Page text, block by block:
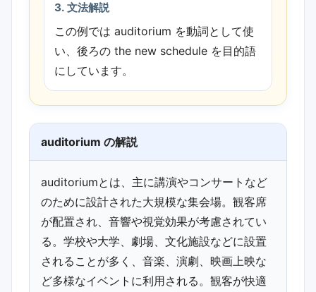
3. 文法解説
この例では auditorium を動詞として使
い、後ろの the new schedule を目的語
にしています。
auditorium の解説
auditoriumとは、主に講演やコンサートなど
のために設計された大規模な集会場。観客席
が配置され、音響や視覚効果が考慮されてい
る。学校や大学、劇場、文化施設などに設置
されることが多く、音楽、演劇、映画上映な
ど多様なイベントに利用される。観客が快適